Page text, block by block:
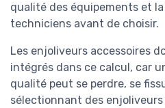
qualité des équipements et
techniciens avant de choisir.
Les enjoliveurs accessoires
intégrés dans ce calcul, car
qualité peut se perdre, se
sélectionnant des